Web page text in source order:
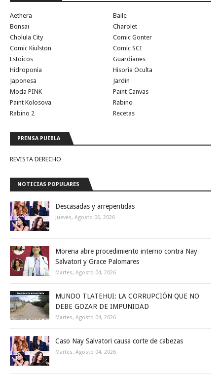
Aethera
Baile
Bonsai
Charolet
Cholula City
Comic Gonter
Comic Kiulston
Comic SCI
Estoicos
Guardianes
Hidroponia
Hisoria Oculta
Japonesa
Jardin
Moda PINK
Paint Canvas
Paint Kolosova
Rabino
Rabino 2
Recetas
PRENSA PUEBLA
REVISTA DERECHO
NOTICIAS POPULARES
Descasadas y arrepentidas
Jueves, Agosto 06, 2026
Morena abre procedimiento interno contra Nay
Salvatori y Grace Palomares
Martes, Agosto 04, 2026
MUNDO TLATEHUI: LA CORRUPCIÓN QUE NO
DEBE GOZAR DE IMPUNIDAD
Martes, Agosto 04, 2026
Caso Nay Salvatori causa corte de cabezas
Martes, Agosto 04, 2026